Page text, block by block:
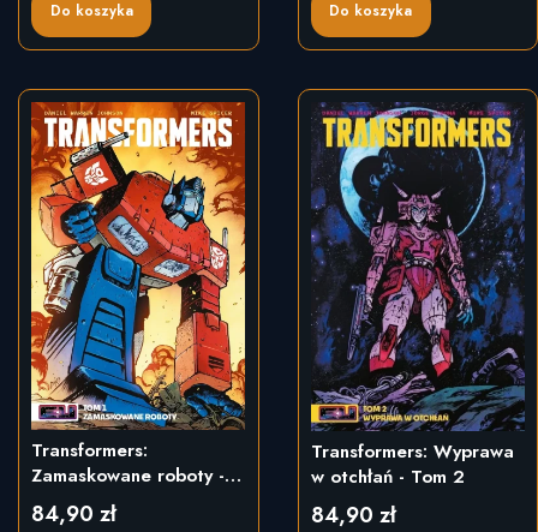
Do koszyka Do koszyka
Transformers:
Zamaskowane roboty -
Tom 1
Cena
84,90 zł
Transformers: Wyprawa
w otchłań - Tom 2
Cena
84,90 zł